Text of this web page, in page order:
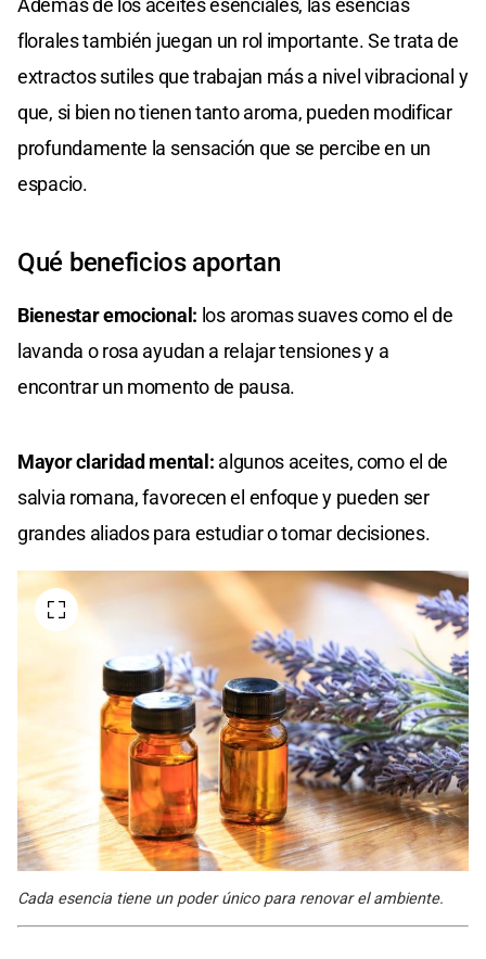
florales también juegan un rol importante. Se trata de
extractos sutiles que trabajan más a nivel vibracional y
que, si bien no tienen tanto aroma, pueden modificar
profundamente la sensación que se percibe en un
espacio.
Qué beneficios aportan
Bienestar emocional: los aromas suaves como el de
lavanda o rosa ayudan a relajar tensiones y a
encontrar un momento de pausa.
Mayor claridad mental: algunos aceites, como el de
salvia romana, favorecen el enfoque y pueden ser
grandes aliados para estudiar o tomar decisiones.
Cada esencia tiene un poder único para renovar el ambiente.